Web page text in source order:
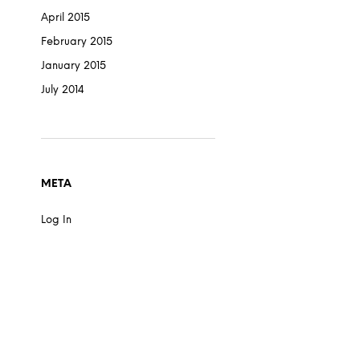
April 2015
February 2015
January 2015
July 2014
META
Log In